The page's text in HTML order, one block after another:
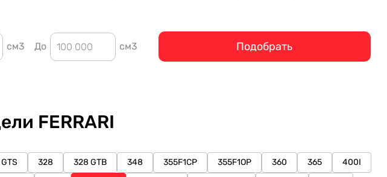
см3 До см3 Подобрать
FERRARI
328 328 GTB 348 355F1CP 355F1OP 360 365
400I